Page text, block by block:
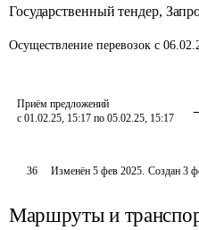
Государственный тендер,
Осуществление перевозок с
Приём предложений
с 01.02.25, 15:17 по 05.02.25, 15:17
36 Изменён5 фев 2025. Создан 3
Маршруты и